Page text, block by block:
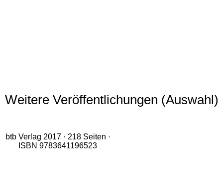
Weitere Veröffentlichungen (Auswahl)
btb Verlag 2017 · 218 Seiten ·
ISBN 9783641196523